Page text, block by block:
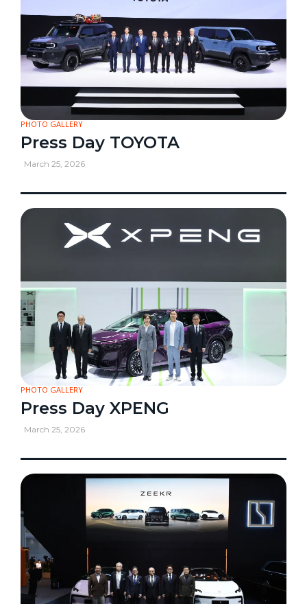
PHOTO GALLERY
Press Day TOYOTA
March 25, 2026
PHOTO GALLERY
Press Day XPENG
March 25, 2026